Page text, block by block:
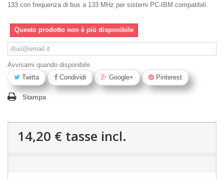
133 con frequenza di bus a 133 MHz per sistemi PC-IBM compatibili.
Questo prodotto non è più disponibile
Avvisami quando disponibile
Twitta
Condividi Google+ Pinterest
Stampa
14,20 € tasse incl.